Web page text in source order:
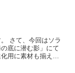
さて、今回はソラ
底に潜む影」にて
用に素材も揃えて